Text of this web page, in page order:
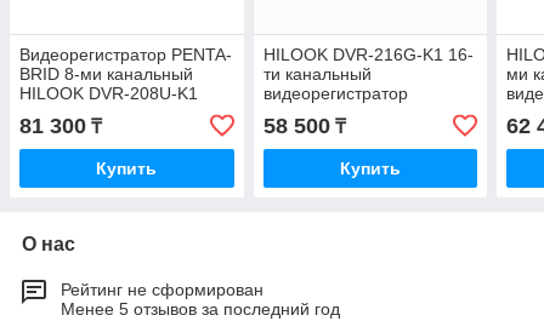
Видеорегистратор PENTA-
BRID 8-ми канальный
HILOOK DVR-208U-K1
81 300 ₸
Купить
HILOOK DVR-216G-K1 16-
ти канальный
видеорегистратор
58 500₸
Купить
ми
62
О нас
Рейтинг не сформирован
Менее 5 отзывов за последний год